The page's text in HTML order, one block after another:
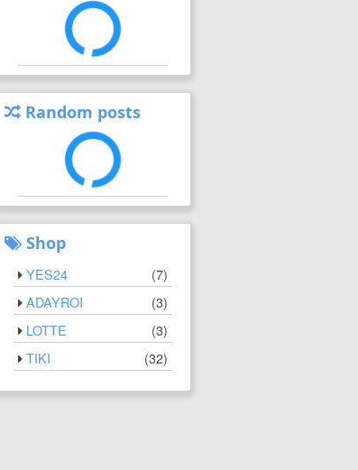
Random posts
Shop
YES24 (7)
ADAYROI
(3)
LOTTE
(3)
TIKI
(32)